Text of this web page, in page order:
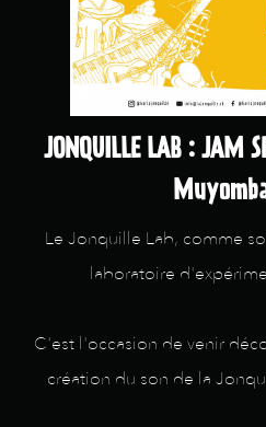
JONQUILLE LAB : JAM
Le Jonquille Lab, comme
laboratoire
C'est l'occasion de venir
création du son de la